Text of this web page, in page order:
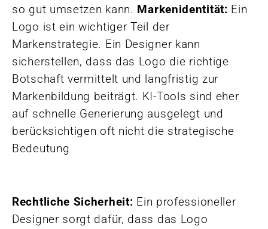
so gut umsetzen kann. Markenidentität: Ein
Logo ist ein wichtiger Teil der
Markenstrategie. Ein Designer kann
sicherstellen, dass das Logo die richtige
Botschaft vermittelt und langfristig zur
Markenbildung beiträgt. KI-Tools sind eher
auf schnelle Generierung ausgelegt und
berücksichtigen oft nicht die strategische
Bedeutung
Rechtliche Sicherheit: Ein professioneller
Designer sorgt dafür, dass das Logo